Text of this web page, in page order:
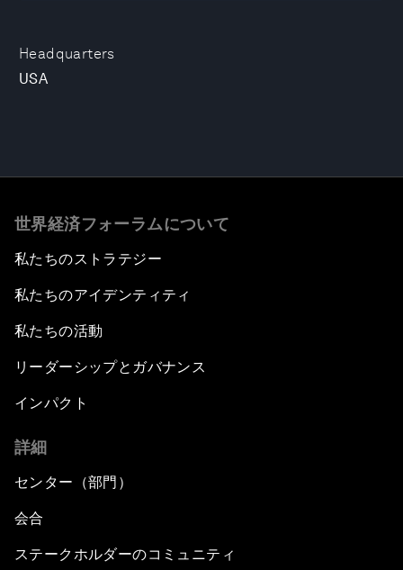
Headquarters
USA
世界経済フォーラムについて
私たちのストラテジー
私たちのアイデンティティ
私たちの活動
リーダーシップとガバナンス
インパクト
詳細
センター（部門）
会合
ステークホルダーのコミュニティ